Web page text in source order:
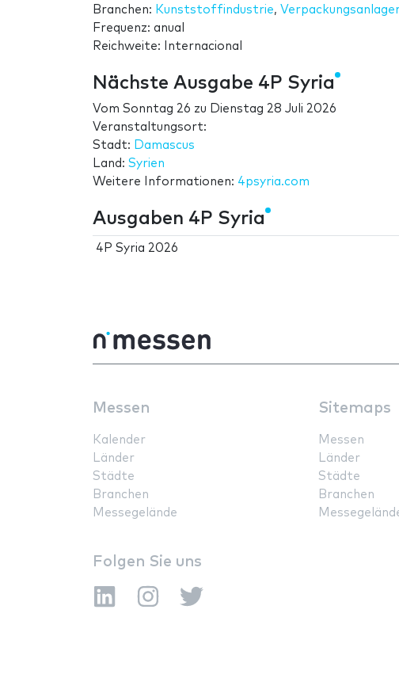
Branchen: Kunststoffindustrie,
Frequenz: anual
Reichweite: Internacional
Nächste Ausgabe 4P Syria
Vom Sonntag 26 zu Dienstag 28 Juli 2026
Veranstaltungsort:
Stadt: Damascus
Land: Syrien
Weitere Informationen: 4psyria.com
Ausgaben 4P Syria
4P Syria 2026
Messen
Kalender
Länder
Städte
Branchen
Messegelände
Sitemaps
Messen
Länder
Städte
Branchen
Folgen Sie uns